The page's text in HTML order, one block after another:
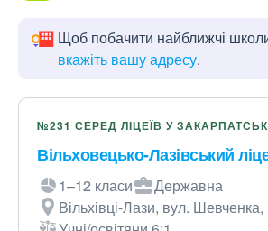
Щоб побачити найближчі
вкажіть вашу адресу.
№231 СЕРЕД ЛІЦЕЇВ У
Вільховецько-Лазівський
1–12 класи
Державна
Вільхівці-Лази, вул.